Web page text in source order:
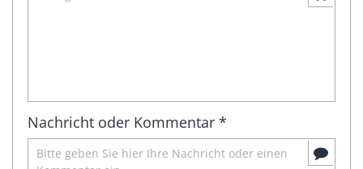
Nachricht oder Kommentar *